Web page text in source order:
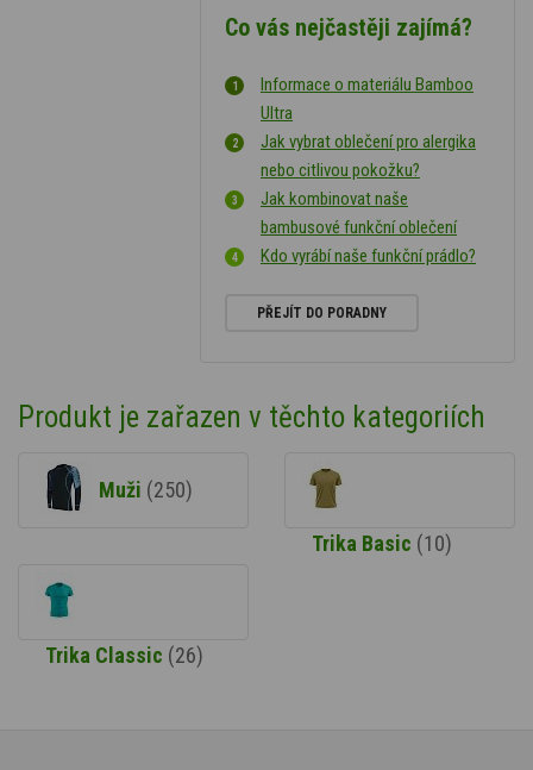
Co vás nejčastěji zajímá?
Informace o materiálu Bamboo
Ultra
Jak vybrat oblečení pro alergika
nebo citlivou pokožku?
Jak kombinovat naše
bambusové funkční oblečení
Kdo vyrábí naše funkční prádlo?
PŘEJÍT DO PORADNY
Produkt je zařazen v těchto kategoriích
Muži (250)
Trika Basic (10)
Trika Classic (26)